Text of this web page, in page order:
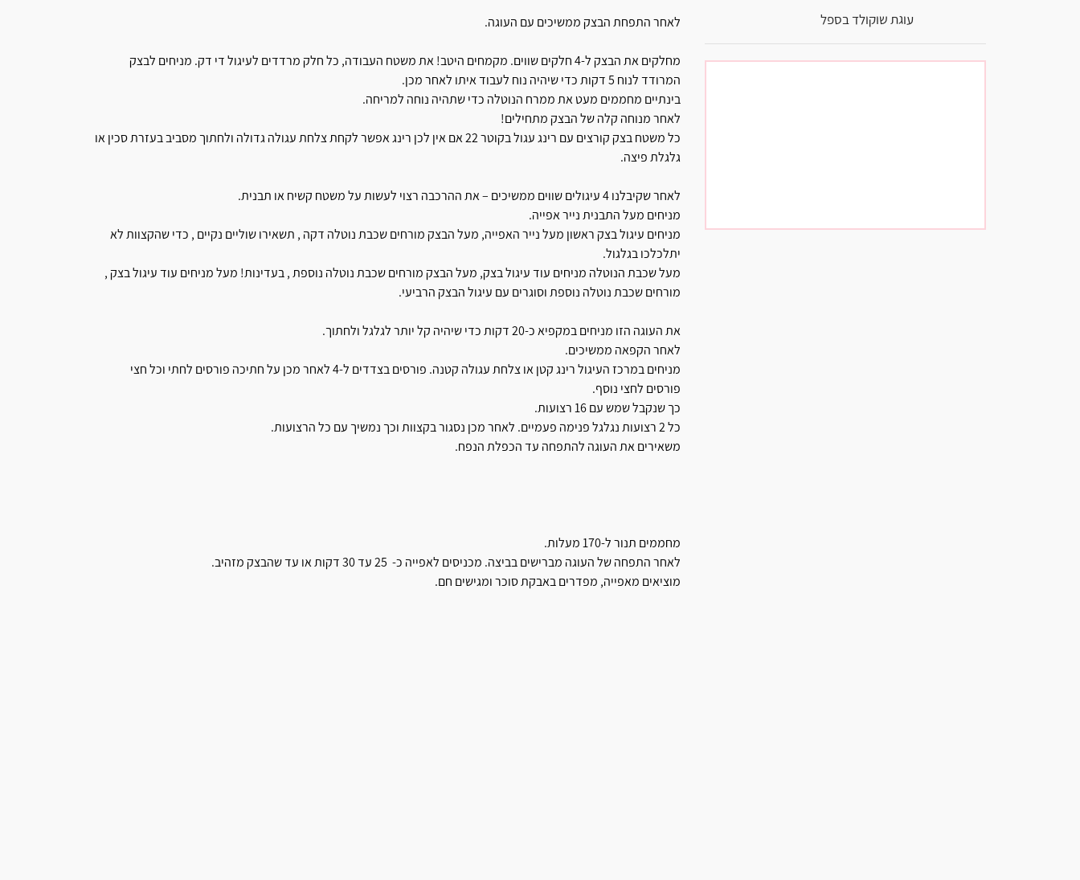
עוגת שוקולד בספל לאחר התפחת הבצק ממשיכים עם העוגה.
מחלקים את הבצק ל-4 חלקים שווים. מקמחים היטב! את משטח העבודה, כל חלק מרדדים לעיגול די דק. מניחים לבצק
המרודד לנוח 5 דקות כדי שיהיה נוח לעבוד איתו לאחר מכן.
בינתיים מחממים מעט את ממרח הנוטלה כדי שתהיה נוחה למריחה.
לאחר מנוחה קלה של הבצק מתחילים!
כל משטח בצק קורצים עם רינג עגול בקוטר 22 אם אין לכן רינג אפשר לקחת צלחת עגולה גדולה ולחתוך מסביב בעזרת סכין או
גלגלת פיצה.
לאחר שקיבלנו 4 עיגולים שווים ממשיכים – את ההרכבה רצוי לעשות על משטח קשיח או תבנית.
מניחים מעל התבנית נייר אפייה.
מניחים עיגול בצק ראשון מעל נייר האפייה, מעל הבצק מורחים שכבת נוטלה דקה , תשאירו שוליים נקיים , כדי שהקצוות לא
יתלכלכו בגלגול.
מעל שכבת הנוטלה מניחים עוד עיגול בצק, מעל הבצק מורחים שכבת נוטלה נוספת , בעדינות! מעל מניחים עוד עיגול בצק ,
מורחים שכבת נוטלה נוספת וסוגרים עם עיגול הבצק הרביעי.
את העוגה הזו מניחים במקפיא כ-20 דקות כדי שיהיה קל יותר לגלגל ולחתוך.
לאחר הקפאה ממשיכים.
מניחים במרכז העיגול רינג קטן או צלחת עגולה קטנה. פורסים בצדדים ל-4 לאחר מכן על חתיכה פורסים לחתי וכל חצי
פורסים לחצי נוסף.
כך שנקבל שמש עם 16 רצועות.
כל 2 רצועות נגלגל פנימה פעמיים. לאחר מכן נסגור בקצוות וכך נמשיך עם כל הרצועות.
משאירים את העוגה להתפחה עד הכפלת הנפח.
מחממים תנור ל-170 מעלות.
לאחר התפחה של העוגה מברישים בביצה. מכניסים לאפייה כ- 25 עד 30 דקות או עד שהבצק מזהיב.
מוציאים מאפייה, מפדרים באבקת סוכר ומגישים חם.